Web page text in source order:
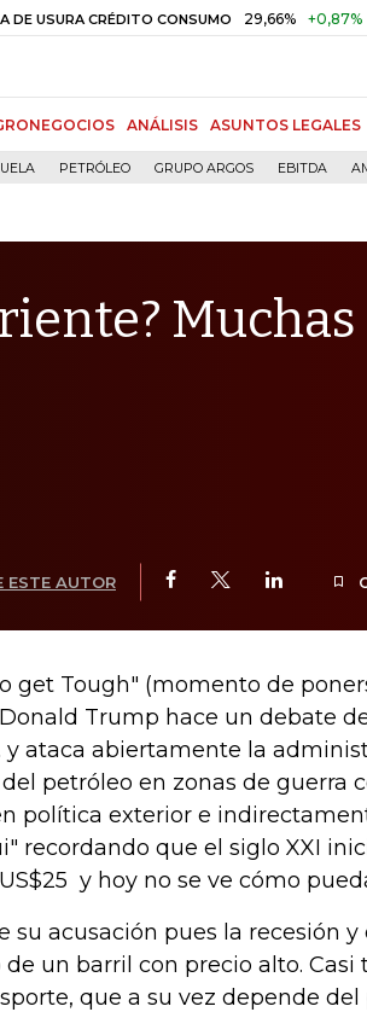
CRÉDITO CONSUMO 29,66% +0,87% +3,02%
ANÁLISIS ASUNTOS LEGALES
PETRÓLEO GRUPO ARGOS EBITDA
Muchas
ESTE AUTOR
get Tough" (momento de
Trump hace un debate
y ataca abiertamente la
petróleo en zonas de guerra
política exterior e
recordando que el siglo XXI
y hoy no se ve cómo
su acusación pues la recesión
un barril con precio alto. Casi
que a su vez depende del